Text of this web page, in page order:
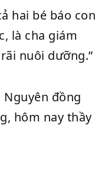
hai bé báo con
là cha giám
nuôi dưỡng.”
đồng
hôm nay thầy